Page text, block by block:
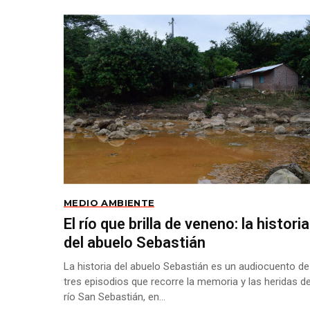
MEDIO AMBIENTE
El río que brilla de veneno: la historia
del abuelo Sebastián
La historia del abuelo Sebastián es un audiocuento de
tres episodios que recorre la memoria y las heridas
río San Sebastián, en...